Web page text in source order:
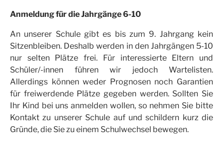
Anmeldung für die Jahrgänge 6-10
An unserer Schule gibt es bis zum 9. Jahrgang kein
Sitzenbleiben. Deshalb werden in den Jahrgängen 5-10
nur selten Plätze frei. Für interessierte Eltern und
Schüler/-innen führen wir jedoch Wartelisten.
Allerdings können weder Prognosen noch Garantien
für freiwerdende Plätze gegeben werden. Sollten Sie
Ihr Kind bei uns anmelden wollen, so nehmen Sie bitte
Kontakt zu unserer Schule auf und schildern kurz die
Gründe, die Sie zu einem Schulwechsel bewegen.